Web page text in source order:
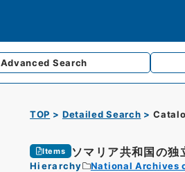
Advanced Search
TOP Detailed Search
Items ソマリア共和国の独
Hierarchy National Archives